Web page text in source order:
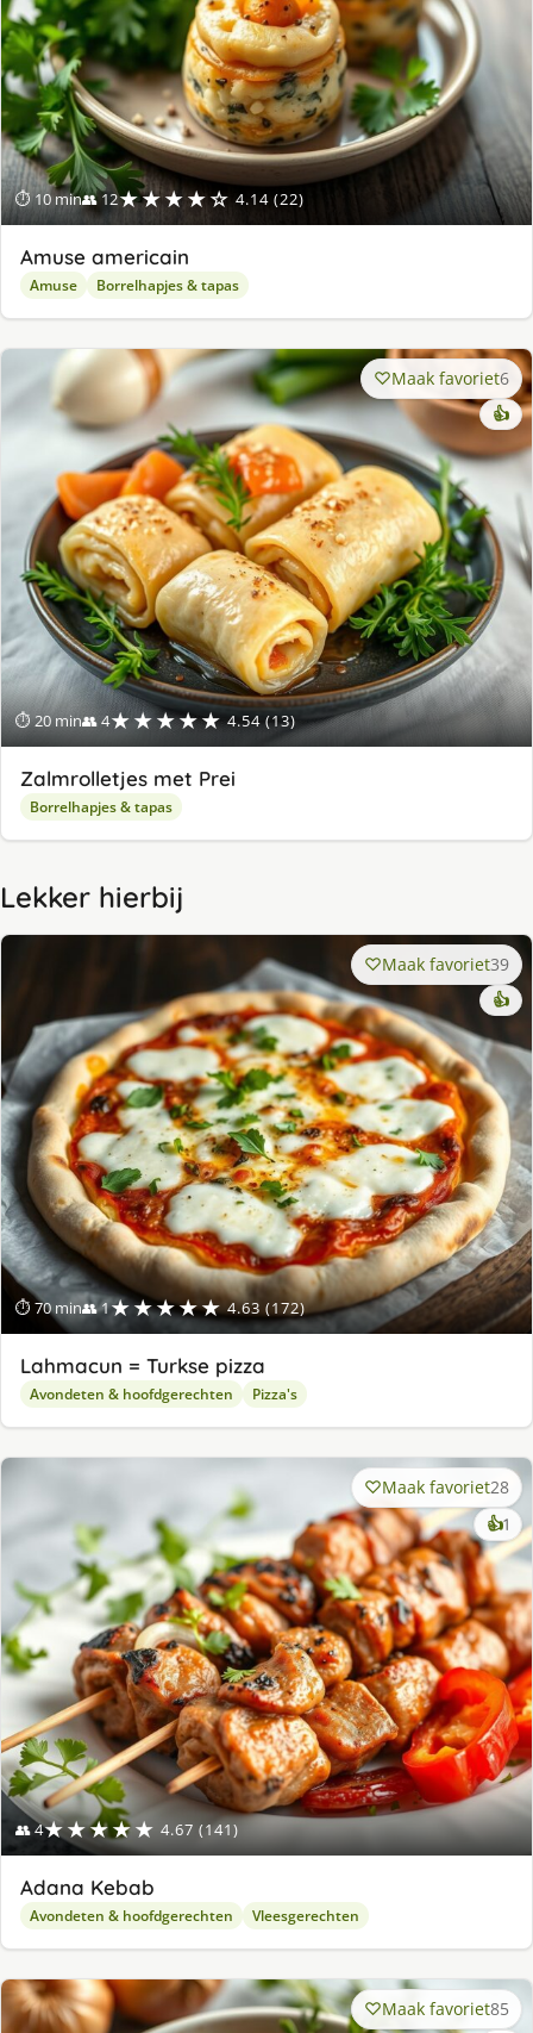
⏱ 10 min👥 12★★★★☆ 4.14 (22)
Amuse americain
Amuse Borrelhapjes & tapas
⏱ 20 min👥 4★★★★★ 4.54 (13)
Maak favoriet6
👍
Zalmrolletjes met Prei
Borrelhapjes & tapas
Lekker hierbij
⏱ 70 min👥 1★★★★★ 4.63 (172)
Maak favoriet39
👍
Lahmacun = Turkse pizza
Avondeten & hoofdgerechten Pizza's
👥 4★★★★★ 4.67 (141)
Maak favoriet28
👍1
Adana Kebab
Avondeten & hoofdgerechten Vleesgerechten
Maak favoriet85